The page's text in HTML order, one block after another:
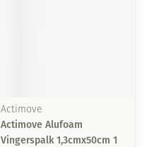
Actimove
Actimove Alufoam
Vingerspalk 1,3cmx50cm 1